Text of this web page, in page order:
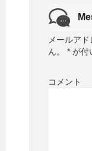
メールア
ん。
* が付
コメント